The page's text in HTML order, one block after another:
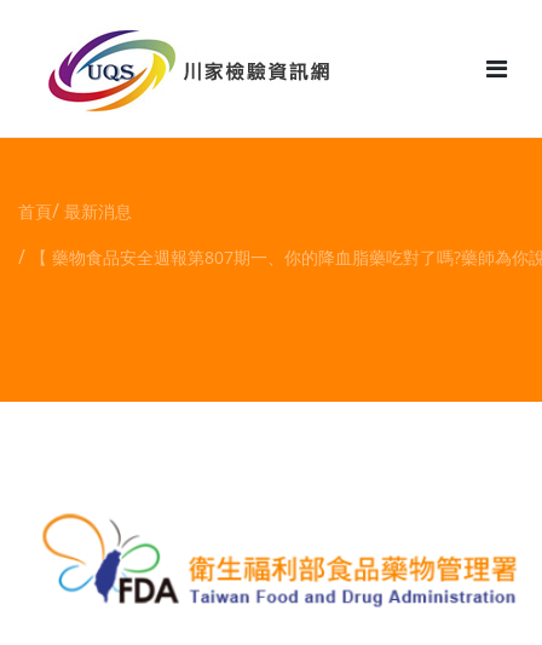
首頁 最新消息
【 藥物食品安全週報第807期一、你的降血脂藥吃對了嗎?藥師為